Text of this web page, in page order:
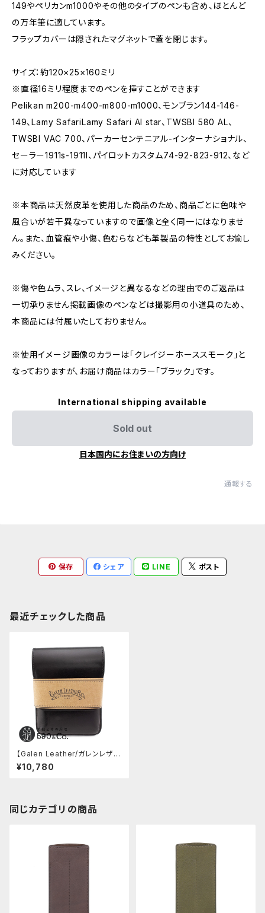
149やペリカンm1000やその他のタイプのペンも含め、ほとんど
の万年筆に適しています。
フラップカバーは隠されたマグネットで蓋を閉じます。
サイズ：約120×25×160ミリ
※直径16ミリ程度までのペンを挿すことができます
Pelikan m200-m400-m800-m1000、モンブラン144-146-
149、Lamy SafariLamy Safari Al star、TWSBI 580 AL、
TWSBI VAC 700、パーカーセンテニアル-インターナショナル、
セーラー1911s-1911l、パイロットカスタム74-92-823-912、など
に対応しています
※本商品は天然皮革を使用した商品のため、商品ごとに色味や
風合いが若干異なっていますので画像と全く同一にはなりませ
ん。また、血管痕や小傷、色むらなども革製品の特性としてお愉し
みください。
※傷や色ムラ、スレ、イメージと異なるなどの理由でのご返品は
一切承りません掲載画像のペンなどは撮影用の小道具のため、
本商品には付属いたしておりません。
※使用イメージ画像のカラーは「クレイジーホーススモーク」と
なっておりますが、お届け商品はカラー「ブラック」です。
International shipping available
Sold out
日本国内にお住まいの方向け
通報する
保存 シェア LINE ポスト
最近チェックした商品
【Galen Leather/ガレンレザ
ー】フラップペンケース・5本用
(ブラック)
¥10,780
同じカテゴリの商品